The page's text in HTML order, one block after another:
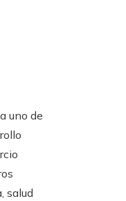
uno de
salud